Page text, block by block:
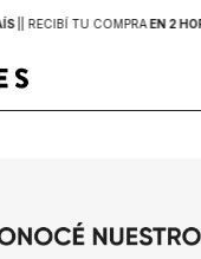
| RECIBÍ TU COMPRAEN 2